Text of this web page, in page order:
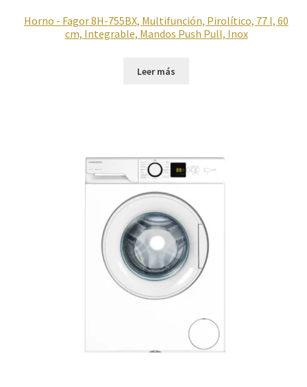
Horno - Fagor 8H-755BX, Multifunción, Pirolítico, 77 l, 60
cm, Integrable, Mandos Push Pull, Inox
Leer más